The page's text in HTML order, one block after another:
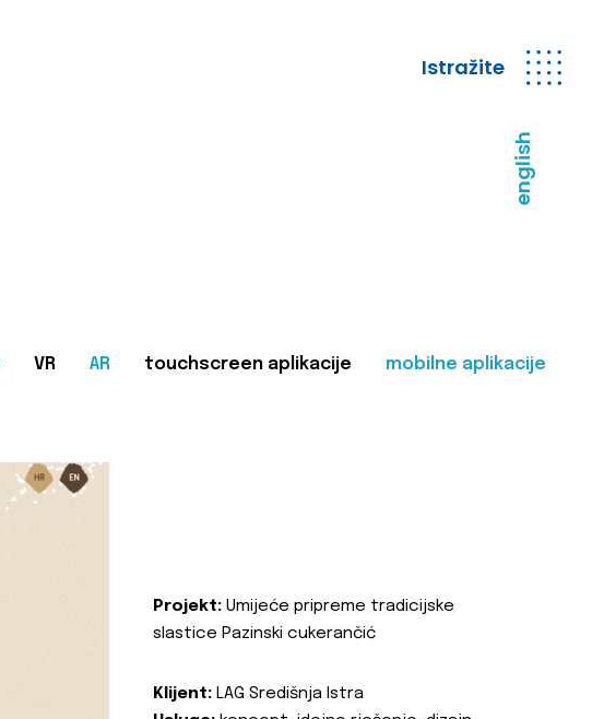
Istražite
english
VR AR touchscreen aplikacije mobilne aplikacije
Projekt: Umijeće pripreme tradicijske
slastice Pazinski cukerančić
Klijent: LAG Središnja Istra